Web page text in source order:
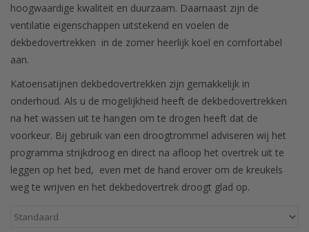
hoogwaardige kwaliteit en duurzaam. Daarnaast zijn de
ventilatie eigenschappen uitstekend en voelen de
dekbedovertrekken in de zomer heerlijk koel en comfortabel
aan.
Katoensatijnen dekbedovertrekken zijn gemakkelijk in
onderhoud. Als u de mogelijkheid heeft de dekbedovertrekken
na het wassen uit te hangen om te drogen heeft dat de
voorkeur. Bij gebruik van een droogtrommel adviseren wij het
programma strijkdroog en direct na afloop het overtrek uit te
leggen op het bed, even met de hand erover om de kreukels
weg te wrijven en het dekbedovertrek droogt glad op.